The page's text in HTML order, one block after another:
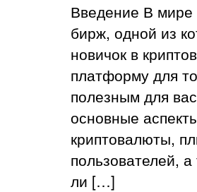
Введение В мире
бирж, одной из
новичок в
платформу для
полезным для
основные
криптовалюты,
пользователей,
ли […]